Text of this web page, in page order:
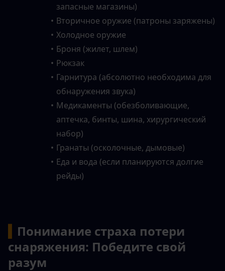
запасные магазины)
Вторичное оружие (патроны заряжены)
Холодное оружие
Броня (жилет, шлем)
Рюкзак
Гарнитура (абсолютно необходима для
обнаружения звука)
Медикаменты (обезболивающие,
аптечка, бинты, шина, хирургический
набор)
Гранаты (осколочные, дымовые)
Еда и вода (если планируются долгие
рейды)
Понимание страха потери
снаряжения: Победите свой
разум